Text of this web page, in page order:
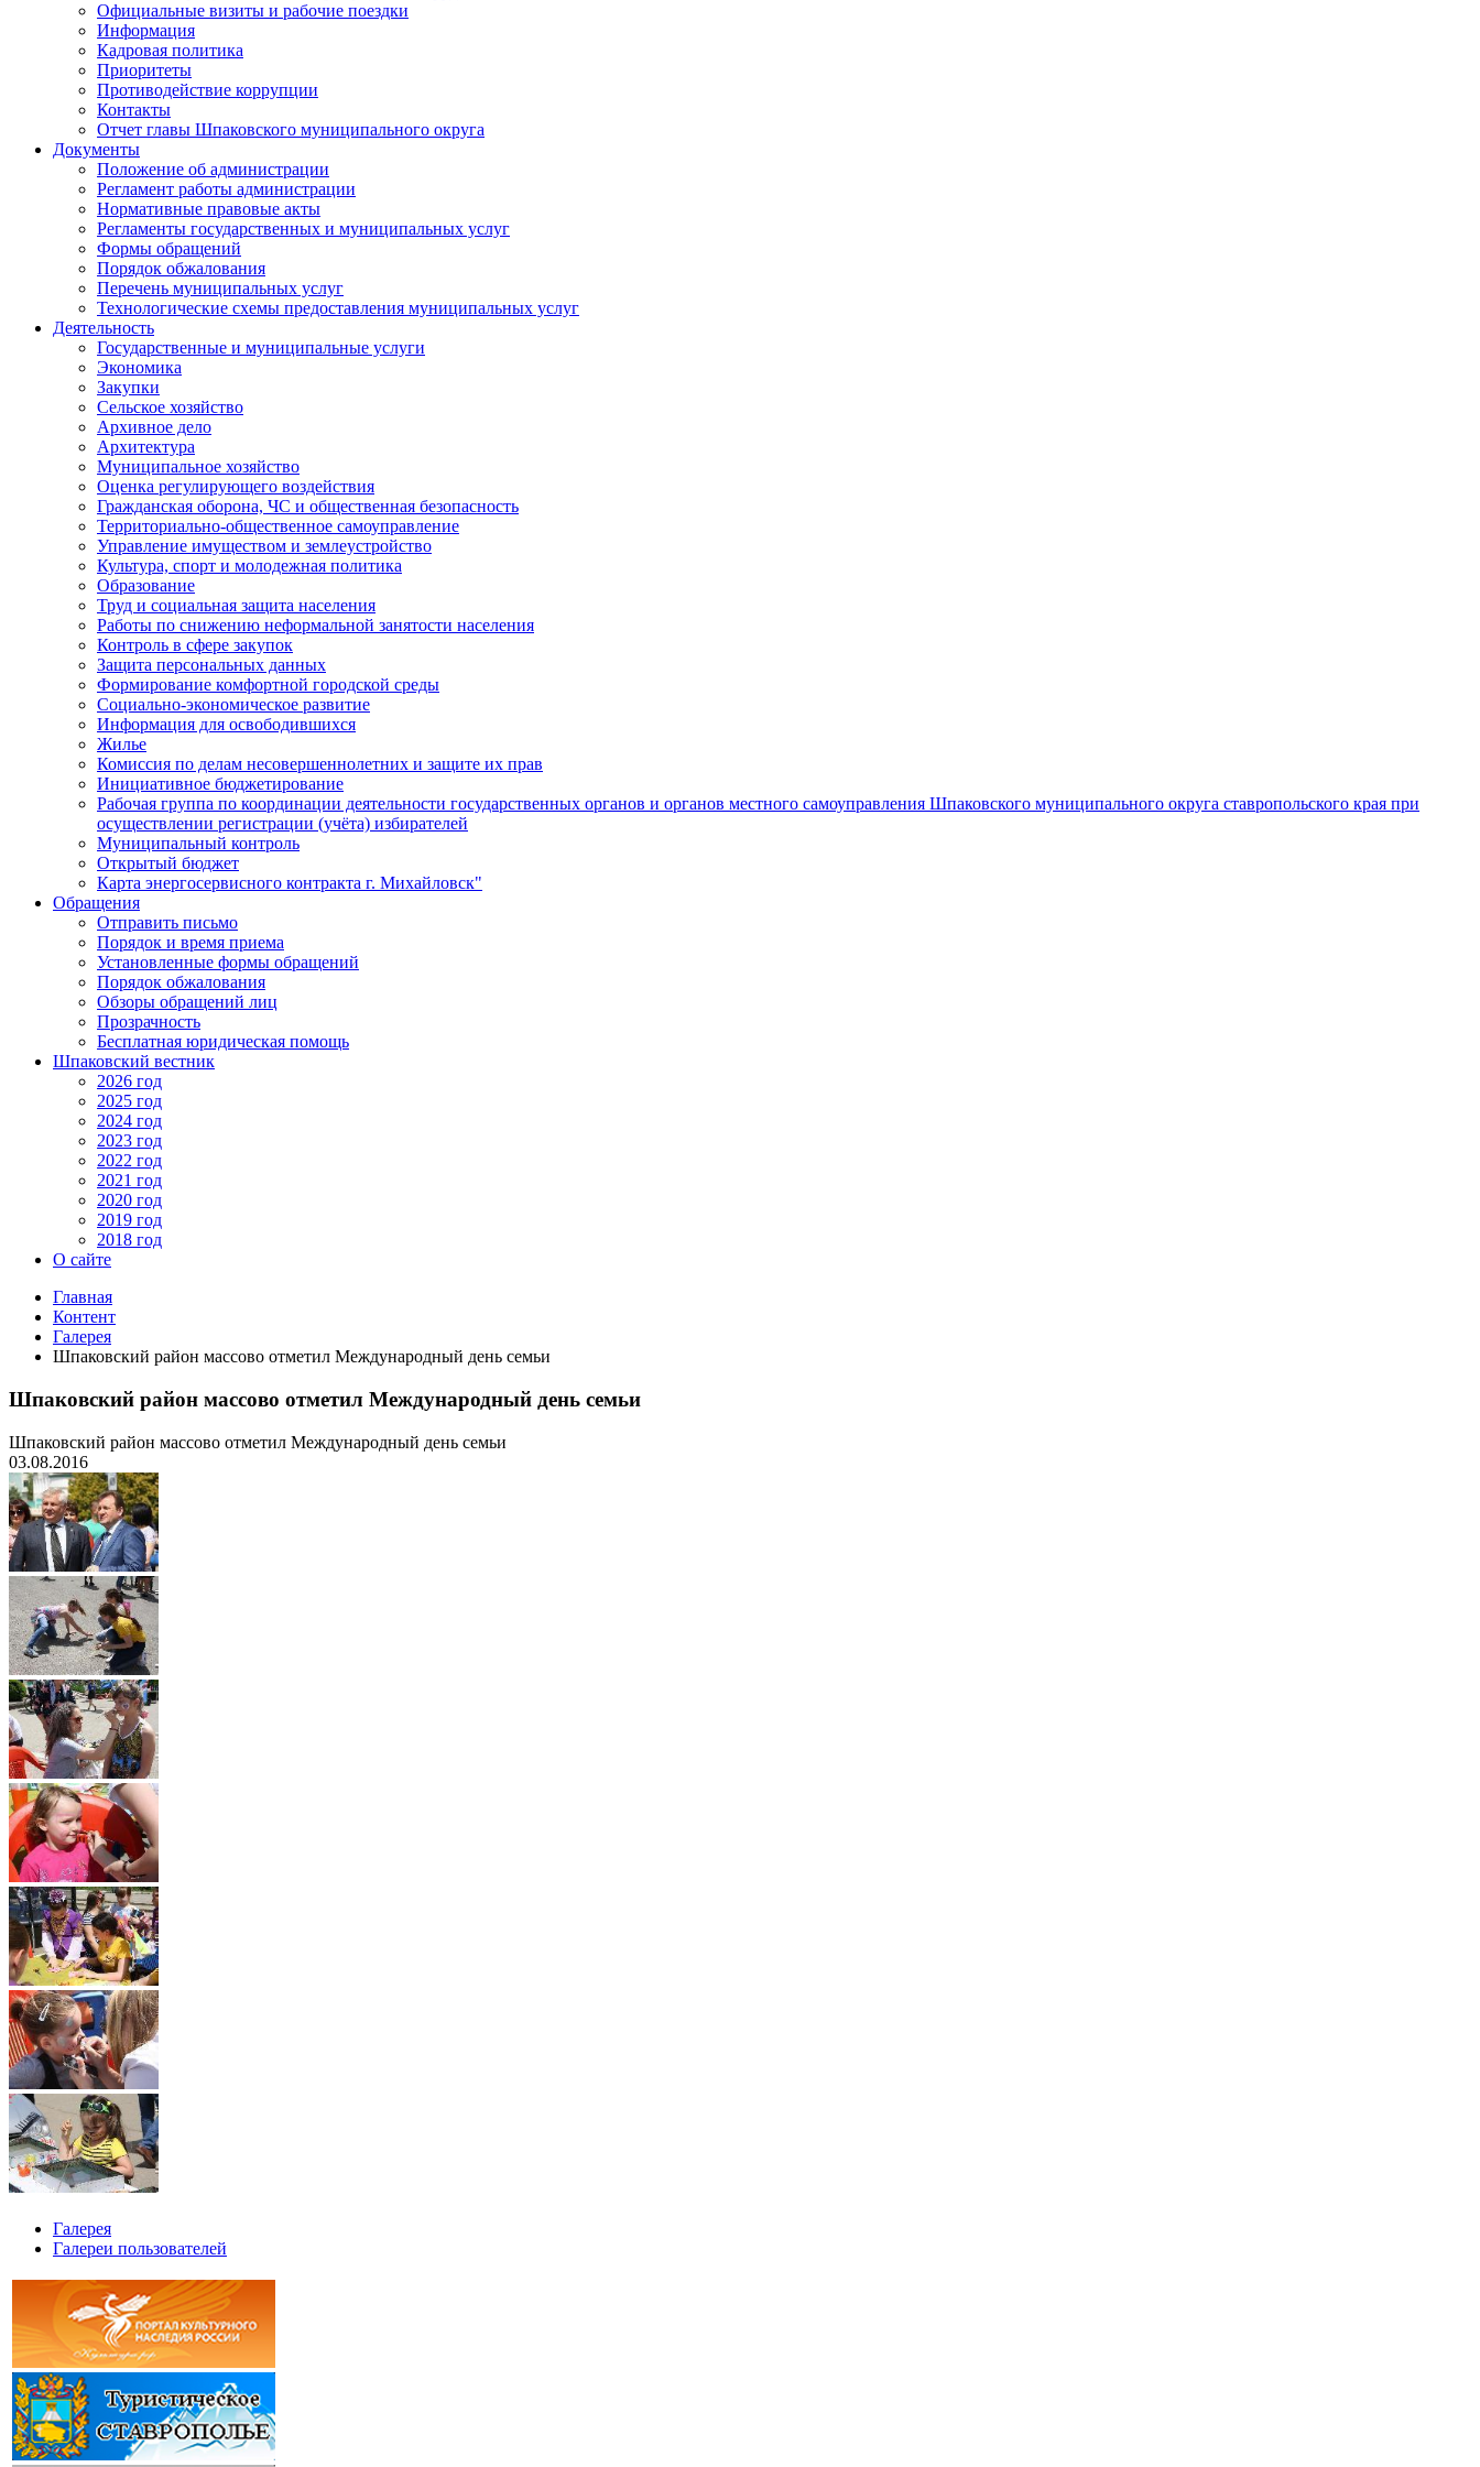
Официальные визиты и рабочие поездки
Информация
Кадровая политика
Приоритеты
Противодействие коррупции
Контакты
Отчет главы Шпаковского муниципального округа
Документы
Положение об администрации
Регламент работы администрации
Нормативные правовые акты
Регламенты государственных и муниципальных услуг
Формы обращений
Порядок обжалования
Перечень муниципальных услуг
Технологические схемы предоставления муниципальных услуг
Деятельность
Государственные и муниципальные услуги
Экономика
Закупки
Сельское хозяйство
Архивное дело
Архитектура
Муниципальное хозяйство
Оценка регулирующего воздействия
Гражданская оборона, ЧС и общественная безопасность
Территориально-общественное самоуправление
Управление имуществом и землеустройство
Культура, спорт и молодежная политика
Образование
Труд и социальная защита населения
Работы по снижению неформальной занятости населения
Контроль в сфере закупок
Защита персональных данных
Формирование комфортной городской среды
Социально-экономическое развитие
Информация для освободившихся
Жилье
Комиссия по делам несовершеннолетних и защите их прав
Инициативное бюджетирование
Рабочая группа по координации деятельности государственных органов и органов местного самоуправления Шпаковского муниципального округа ставропольского края при
осуществлении регистрации (учёта) избирателей
Муниципальный контроль
Открытый бюджет
Карта энергосервисного контракта г. Михайловск"
Обращения
Отправить письмо
Порядок и время приема
Установленные формы обращений
Порядок обжалования
Обзоры обращений лиц
Прозрачность
Бесплатная юридическая помощь
Шпаковский вестник
2026 год
2025 год
2024 год
2023 год
2022 год
2021 год
2020 год
2019 год
2018 год
О сайте
Главная
Контент
Галерея
Шпаковский район массово отметил Международный день семьи
Шпаковский район массово отметил Международный день семьи
Шпаковский район массово отметил Международный день семьи
03.08.2016
Галерея
Галереи пользователей